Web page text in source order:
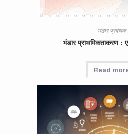
भंडार प्रबंधक
भंडार प्राथमिकताकरण :
Read